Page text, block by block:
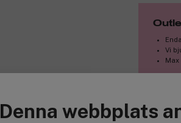
Denna webbplats
Vi
Max